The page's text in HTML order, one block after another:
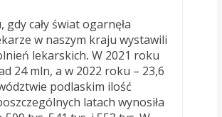
gdy cały świat ogarnęła
w naszym kraju wystawili
lekarskich. W 2021 roku
24 mln, a w 2022 roku – 23,6
podlaskim ilość
latach wynosiła